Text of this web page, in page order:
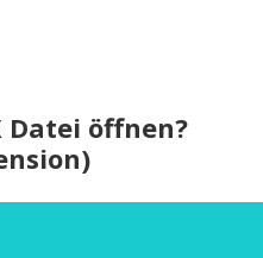
Datei öffnen?